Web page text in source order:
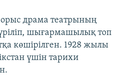
драма театрының
шығармашылық топ
көшірілген. 1928 жылы
үшін тарихи